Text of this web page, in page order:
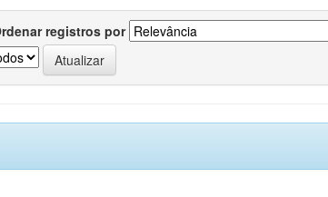
registros por